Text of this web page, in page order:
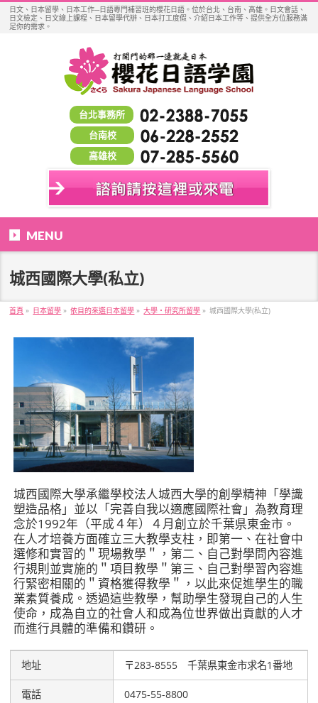
日文、日本留學、日本工作─日語專門補習班的櫻花日語。位於台北、台南、高雄。日文會話、
日文檢定、日文線上課程、日本留學代辦、日本打工度假、介紹日本工作等、提供全方位服務滿
足你的需求。
台北事務所
台南校
高雄校
MENU
城西國際大學(私立)
首頁 » 日本留學 » 依目的來選日本留學 » 大學・研究所留學 » 城西國際大學(私立)
城西國際大學承繼學校法人城西大學的創學精神「學識
塑造品格」並以「完善自我以適應國際社會」為教育理
念於1992年（平成４年）４月創立於千葉県東金市。
在人才培養方面確立三大教學支柱，即第一、在社會中
選修和實習的＂現場教學＂，第二、自己對學問內容進
行規則並實施的＂項目教學＂第三、自己對學習內容進
行緊密相關的＂資格獲得教學＂，以此來促進學生的職
業素質養成。透過這些教學，幫助學生發現自己的人生
使命，成為自立的社會人和成為位世界做出貢獻的人才
而進行具體的準備和鑽研。
地址 〒283-8555 千葉県東金市求名1番地
電話 0475-55-8800